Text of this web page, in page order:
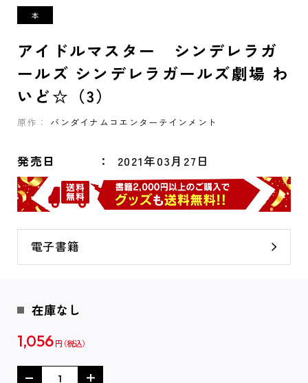
アイドルマスター シンデレラガ
ールズ シンデレラガールズ劇場 わ
いど☆（3）
原作： バンダイナムコエンターテインメント
発売日 2021年03月27日
電子書籍
在庫なし
1,056 円